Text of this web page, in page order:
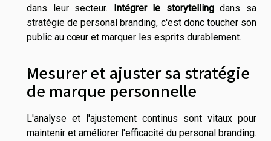
dans leur secteur. Intégrer le storytellingdans sa
stratégie de personal branding, c'est donc toucher son
public au cœur et marquer les esprits durablement.
Mesurer et ajuster sa stratégie
de marque personnelle
L'analyse et l'ajustement continus sont vitaux pour
maintenir et améliorer l'efficacité du personal branding.